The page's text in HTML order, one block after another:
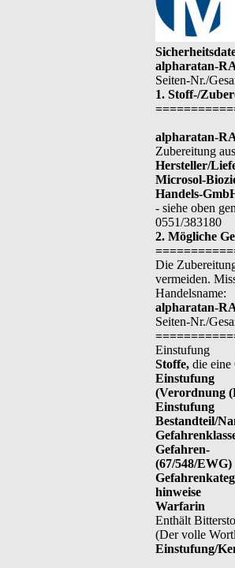
alpharatan-
Seiten-Nr./
1. Stoff-/
alpharatan-
Zubereitung
Hersteller/
Microsol-
Handels-
- siehe oben
0551/383180
2. Mögliche
Die
vermeiden.
Handelsname:
alpharatan-
Seiten-Nr./
Einstufung
Stoffe, die eine
Einstufung
(Verordnung
Einstufung
Bestandteil/
Gefahren-
(67/548/EWG)
hinweise
Warfarin
Enthält
(Der volle
Einstufung/